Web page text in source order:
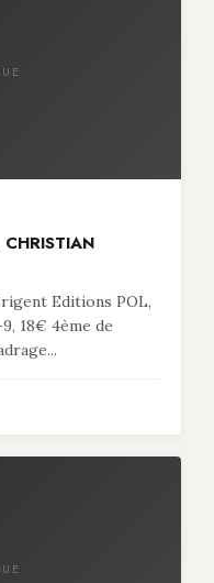
Editions POL,
18€ 4ème de